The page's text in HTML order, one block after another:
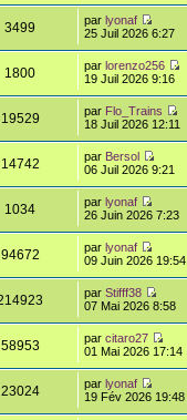
3499 parlyonaf
25 Juil 2026 6:27
1800 parlorenzo256
19 Juil 2026 9:16
19529 par Flo_Trains
18 Juil 2026 12:11
14742 par Bersol
06 Juil 2026 9:21
1034 parlyonaf
26 Juin 2026 7:23
94672 parlyonaf
09 Juin 2026 19:54
parStifff38
07 Mai 2026 8:58
58953 parcitaro27
01 Mai 2026 17:14
23024 parlyonaf
19 Fév 2026 19:48